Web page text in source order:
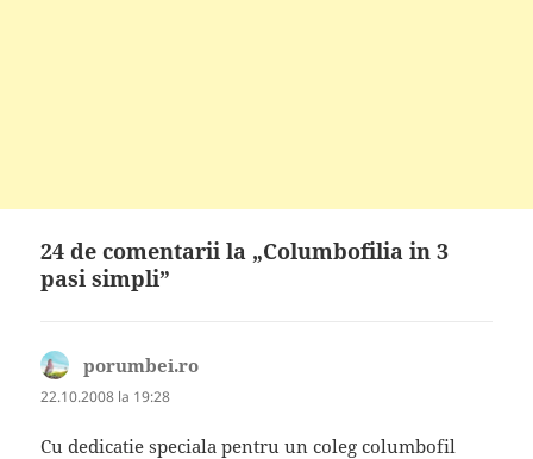
24 de comentarii la „Columbofilia in 3
pasi simpli”
porumbei.ro
22.10.2008 la 19:28
Cu dedicatie speciala pentru un coleg columbofil